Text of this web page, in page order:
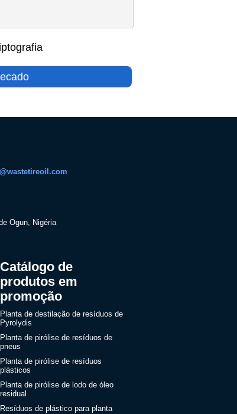
Ogun, Nigéria
Catálogo de
produtos em
promoção
Planta de destilação de resíduos de
Pyrolydis
Planta de pirólise de resíduos de
pneus
Planta de pirólise de resíduos
plásticos
Planta de pirólise de lodo de óleo
residual
Resíduos de plástico para planta